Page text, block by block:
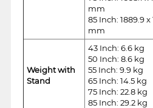
mm
85 Inch: 1889.9 x
mm
Weight with
Stand
43 Inch: 6.6 kg
50 Inch: 8.6 kg
55 Inch: 9.9 kg
65 Inch: 14.5 kg
75 Inch: 22.8 kg
85 Inch: 29.2 kg